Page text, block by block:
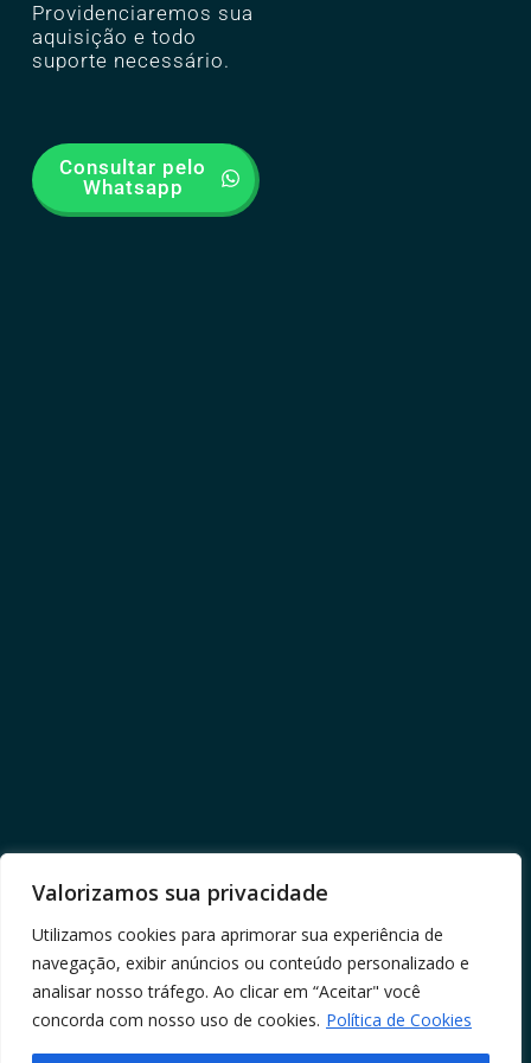
Valorizamos sua privacidade
Utilizamos cookies para aprimorar sua experiência de
navegação, exibir anúncios ou conteúdo personalizado e
analisar nosso tráfego. Ao clicar em “Aceitar" você
concorda com nosso uso de cookies. Política de Cookies
Providenciaremos sua
aquisição e todo
suporte necessário.
Consultar pelo
Whatsapp